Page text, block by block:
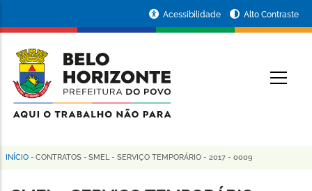
conteúdo
principal
da
Prefeitura
de
Horizonte
Acessibilidade Alto Contraste
Trilha
INÍCIO - CONTRATOS - SMEL - SERVIÇO TEMPORÁRIO - 2017 - 0009